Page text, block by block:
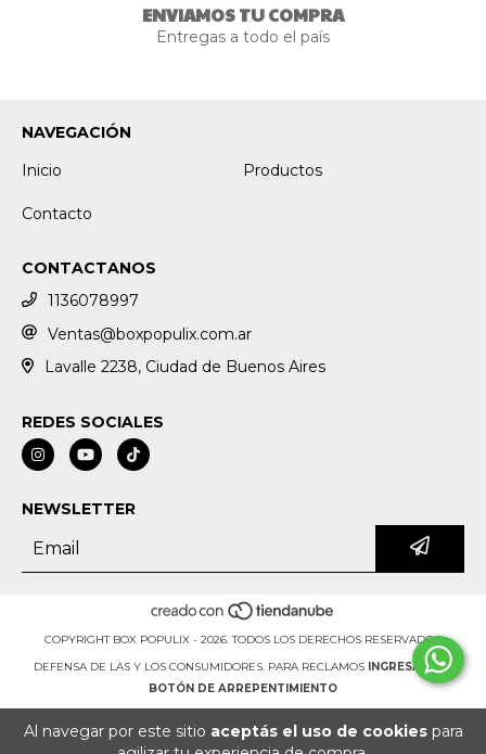
Al navegar por este sitio aceptás el uso de cookiespara
ENVIAMOS TU COMPRA
Entregas a todo el país
NAVEGACIÓN
Inicio
Productos
Contacto
CONTACTANOS
1136078997
Ventas@boxpopulix.com.ar
Lavalle 2238, Ciudad de Buenos Aires
REDES SOCIALES
NEWSLETTER
COPYRIGHT BOX POPULIX - 2026. TODOS LOS DERECHOS RESERVADOS.
DEFENSA DE LAS Y LOS CONSUMIDORES. PARA RECLAMOS INGRESÁ ACÁ.
BOTÓN DE ARREPENTIMIENTO